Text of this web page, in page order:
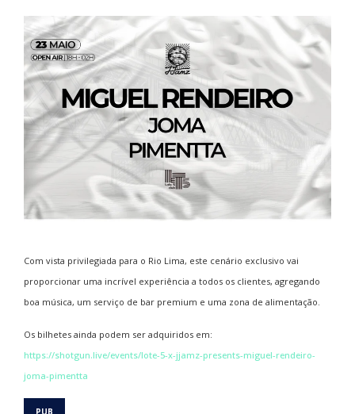
Com vista privilegiada para o Rio Lima, este cenário exclusivo vai
proporcionar uma incrível experiência a todos os clientes, agregando
boa música, um serviço de bar premium e uma zona de alimentação.
Os bilhetes ainda podem ser adquiridos em:
https://shotgun.live/events/lote-5-x-jjamz-presents-miguel-rendeiro-
joma-pimentta